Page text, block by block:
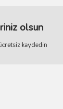
olsun
kaydedin